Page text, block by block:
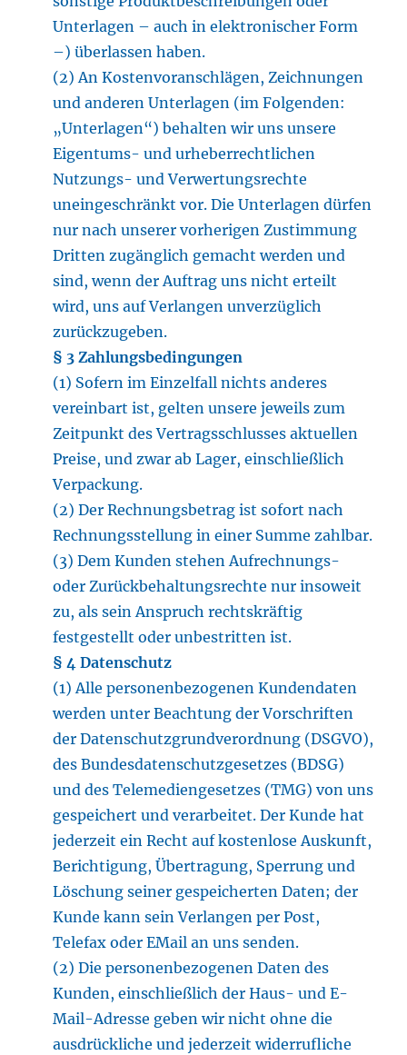
Unterlagen – auch in elektronischer Form
–) überlassen haben.
(2) An Kostenvoranschlägen, Zeichnungen
und anderen Unterlagen (im Folgenden:
„Unterlagen“) behalten wir uns unsere
Eigentums- und urheberrechtlichen
Nutzungs- und Verwertungsrechte
uneingeschränkt vor. Die Unterlagen dürfen
nur nach unserer vorherigen Zustimmung
Dritten zugänglich gemacht werden und
sind, wenn der Auftrag uns nicht erteilt
wird, uns auf Verlangen unverzüglich
zurückzugeben.
§ 3 Zahlungsbedingungen
(1) Sofern im Einzelfall nichts anderes
vereinbart ist, gelten unsere jeweils zum
Zeitpunkt des Vertragsschlusses aktuellen
Preise, und zwar ab Lager, einschließlich
Verpackung.
(2) Der Rechnungsbetrag ist sofort nach
Rechnungsstellung in einer Summe zahlbar.
(3) Dem Kunden stehen Aufrechnungs-
oder Zurückbehaltungsrechte nur insoweit
zu, als sein Anspruch rechtskräftig
festgestellt oder unbestritten ist.
§ 4 Datenschutz
(1) Alle personenbezogenen Kundendaten
werden unter Beachtung der Vorschriften
der Datenschutzgrundverordnung (DSGVO),
des Bundesdatenschutzgesetzes (BDSG)
und des Telemediengesetzes (TMG) von uns
gespeichert und verarbeitet. Der Kunde hat
jederzeit ein Recht auf kostenlose Auskunft,
Berichtigung, Übertragung, Sperrung und
Löschung seiner gespeicherten Daten; der
Kunde kann sein Verlangen per Post,
Telefax oder EMail an uns senden.
(2) Die personenbezogenen Daten des
Kunden, einschließlich der Haus- und E-
Mail-Adresse geben wir nicht ohne die
ausdrückliche und jederzeit widerrufliche